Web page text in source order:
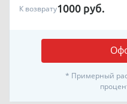
К возврату1000 руб.
* Примерный